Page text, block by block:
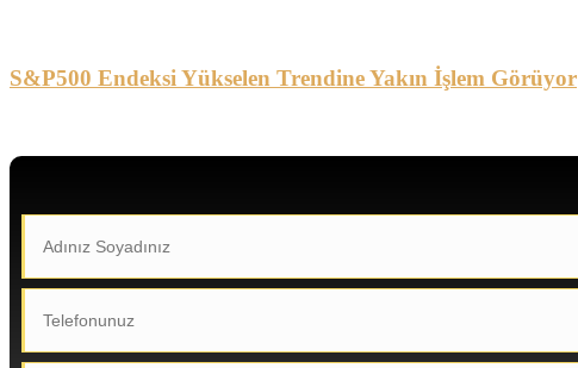
S&P500 Endeksi Yükselen Trendine Yakın İşlem Görüyor